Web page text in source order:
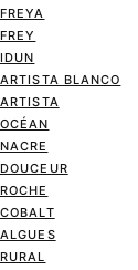
FREYA
FREY
IDUN
ARTISTA BLANCO
ARTISTA
OCÉAN
NACRE
DOUCEUR
ROCHE
COBALT
ALGUES
RURAL